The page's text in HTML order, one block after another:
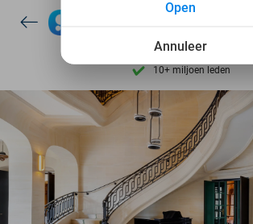
7 dagen per week beschikbaar
10+ miljoen leden
9,4 op basis van
Ontdek 15.000+ deals
7 dagen per week beschikbaar
10+ miljoen leden
Annuleer
Open